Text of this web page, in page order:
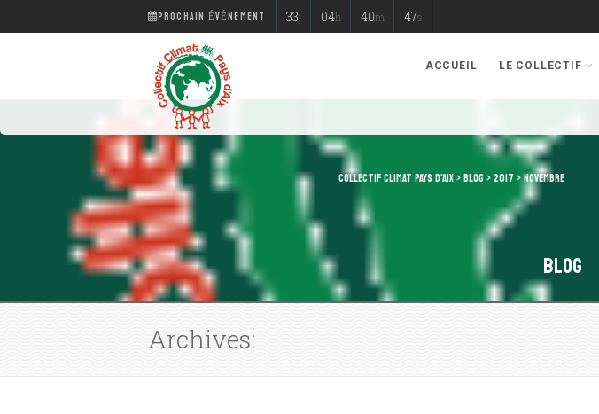
PROCHAIN ÉVÉNEMENT 33j 04h 40m 46s
ACCUEIL LE COLLECTIF
COLLECTIF CLIMAT PAYS D'AIX>BLOG>2017>NOVEMBRE
Blog
Archives: